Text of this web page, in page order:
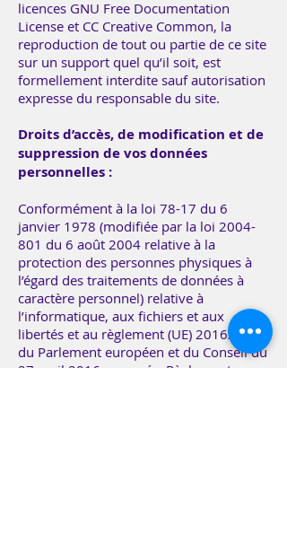
licences GNU Free Documentation
License et CC Creative Common, la
reproduction de tout ou partie de ce site
sur un support quel qu’il soit, est
formellement interdite sauf autorisation
expresse du responsable du site.
Droits d’accès, de modification et de
suppression de vos données
personnelles :
Conformément à la loi 78-17 du 6
janvier 1978 (modifiée par la loi 2004-
801 du 6 août 2004 relative à la
protection des personnes physiques à
l’égard des traitements de données à
caractère personnel) relative à
l’informatique, aux fichiers et aux
libertés et au règlement (UE) 2016/679
du Parlement européen et du Conseil du
27 avril 2016 nommé «Règlement